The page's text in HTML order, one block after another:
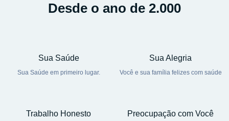
Desde o ano de 2.000
Sua Saúde
Sua Saúde em primeiro lugar.
Sua Alegria
Você e sua família felizes com saúde
Trabalho Honesto Preocupação com Você